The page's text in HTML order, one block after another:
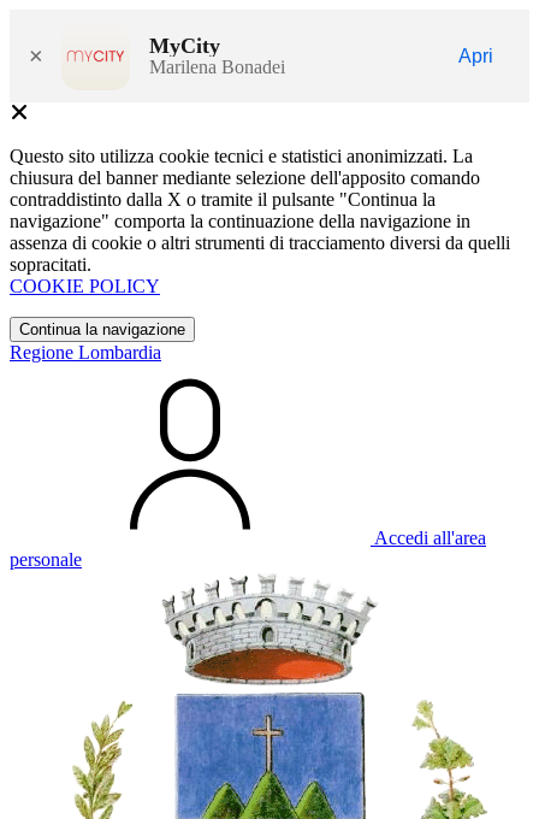
× MyCity
Marilena Bonadei
Apri
Questo sito utilizza cookie tecnici e statistici anonimizzati. La
chiusura del banner mediante selezione dell'apposito comando
contraddistinto dalla X o tramite il pulsante "Continua la
navigazione" comporta la continuazione della navigazione in
assenza di cookie o altri strumenti di tracciamento diversi da quelli
sopracitati.
COOKIE POLICY
Continua la navigazione
Regione Lombardia
Accedi all'area
personale